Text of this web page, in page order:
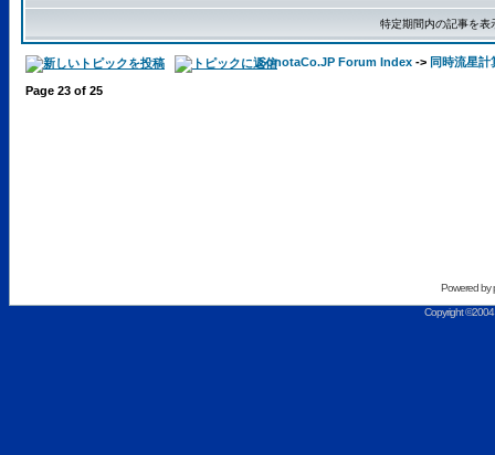
特定期間内の記事を
SonotaCo.JP Forum Index -> 同時流星
Page 23 of 25
Powered by
Copyright ©2004